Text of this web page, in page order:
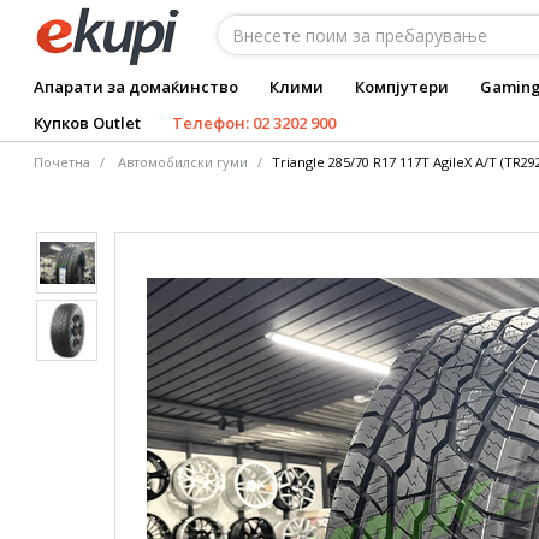
Апарати за домаќинство Клими Компјутери
Купков Outlet
Телефон: 02 3202 900
Почетна Автомобилски гуми Triangle 285/70 R17 117T AgileX A/T